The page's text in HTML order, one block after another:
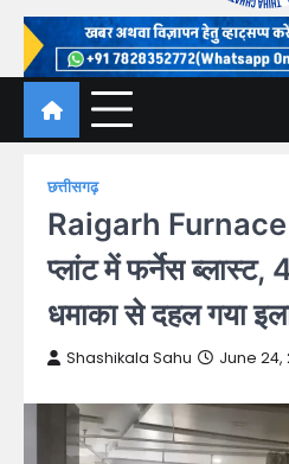
Thiha
गोठ जन-जन के
छत्तीसगढ़
Raigarh Furnace
प्लांट में फर्नेस
धमाका से दहल गया
Shashikala Sahu June 24,